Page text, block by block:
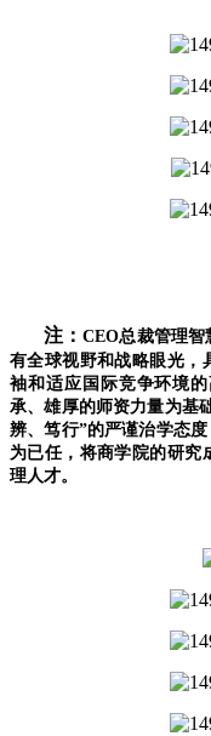
注：CEO总裁管理
有全球视野和战略眼光，
袖和适应国际竞争环境
承、雄厚的师资力量为基
辨、笃行”的严谨治学态
为已任，将商学院的研究
理人才。